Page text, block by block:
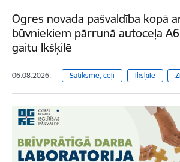
Ogres novada pašvaldība kopā
būvniekiem pārrunā autoceļa
gaitu Ikšķilē
06.08.2026. Satiksme, ceļi Ikšķile